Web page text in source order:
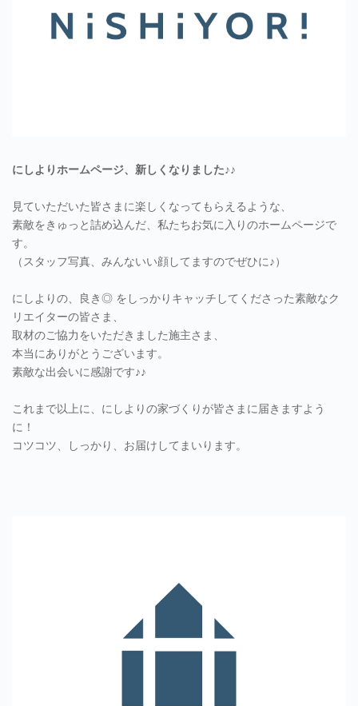
にしよりホームページ、新しくなりました♪♪
見ていただいた皆さまに楽しくなってもらえるような、
素敵をきゅっと詰め込んだ、私たちお気に入りのホームページで
す。
（スタッフ写真、みんないい顔してますのでぜひに♪）
にしよりの、良き◎ をしっかりキャッチしてくださった素敵なク
リエイターの皆さま、
取材のご協力をいただきました施主さま、
本当にありがとうございます。
素敵な出会いに感謝です♪♪
これまで以上に、にしよりの家づくりが皆さまに届きますよう
に！
コツコツ、しっかり、お届けしてまいります。